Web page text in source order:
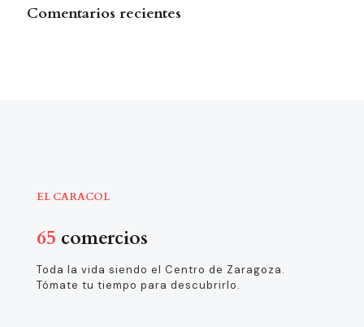
Comentarios recientes
EL CARACOL
65 comercios
Toda la vida siendo el Centro de Zaragoza.
Tómate tu tiempo para descubrirlo.